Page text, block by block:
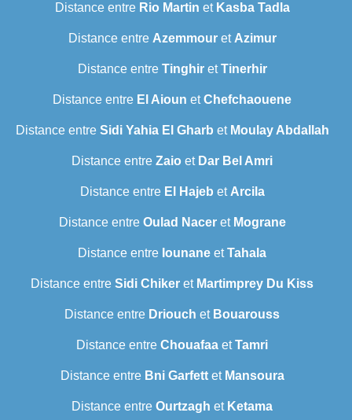
Distance entre Rio Martin et Kasba Tadla
Distance entre Azemmouret Azimur
Distance entre TinghiretTinerhir
Distance entre El Aioun etChefchaouene
Distance entre Sidi Yahia El Gharb et Moulay Abdallah
Distance entre Zaio et Dar Bel Amri
Distance entre El Hajeb et Arcila
Distance entre Oulad Naceret Mograne
Distance entre Iounane etTahala
Distance entre Sidi Chiker et Martimprey Du Kiss
Distance entre Driouch et Bouarouss
Distance entre Chouafaa etTamri
Distance entre Bni Garfettet Mansoura
Distance entre Ourtzagh et Ketama